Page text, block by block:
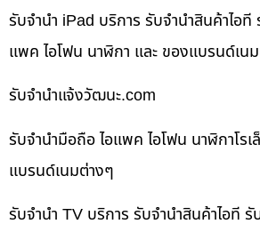
รับจำนำ iPad บริการ รับจำนำสินค้าไอที
แพค ไอโฟน นาฬิกา และ ของแบรนด์เน
รับจํานําแจ้งวัฒนะ.com
รับจำนำมือถือ ไอแพค ไอโฟน นาฬิกาโร
แบรนด์เนมต่างๆ
รับจำนำ TV บริการ รับจำนำสินค้าไอที